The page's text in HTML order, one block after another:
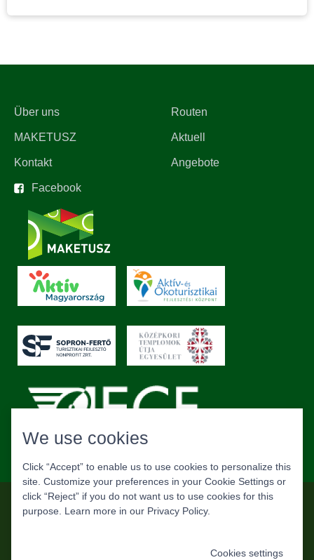
Über uns
MAKETUSZ
Kontakt
Routen
Aktuell
Angebote
Facebook
Copyright © MAKETUSZ. Alle Rechte vorbehalten.
We use cookies
Click “Accept” to enable us to use cookies to personalize this
site. Customize your preferences in your Cookie Settings or
click “Reject” if you do not want us to use cookies for this
purpose. Learn more in our Privacy Policy.
Cookies settings